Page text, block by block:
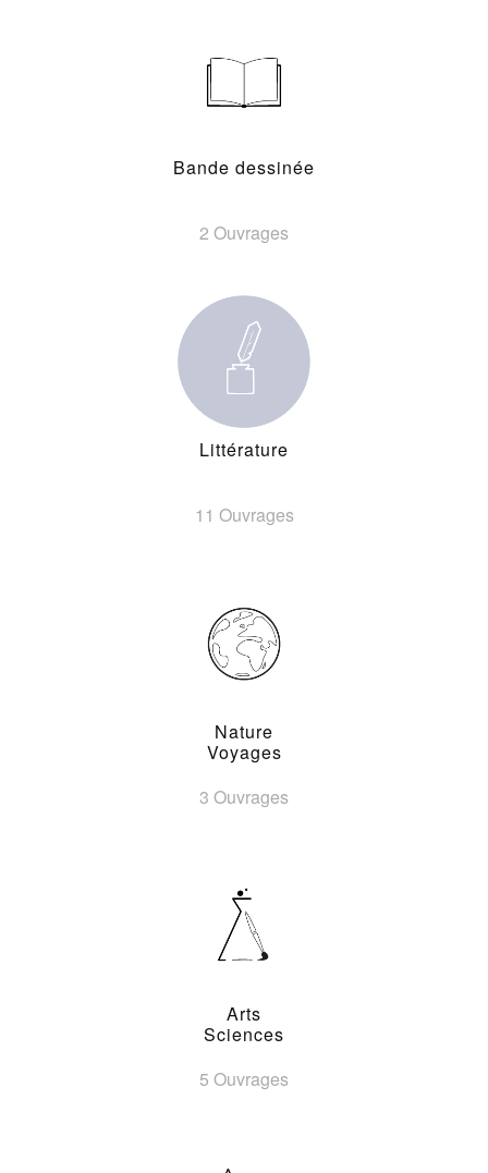
Bande dessinée
2 Ouvrages
Littérature
11 Ouvrages
Nature
Voyages
3 Ouvrages
Arts
Sciences
5 Ouvrages